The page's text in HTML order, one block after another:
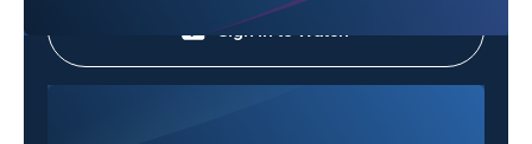
Sign in to Watch